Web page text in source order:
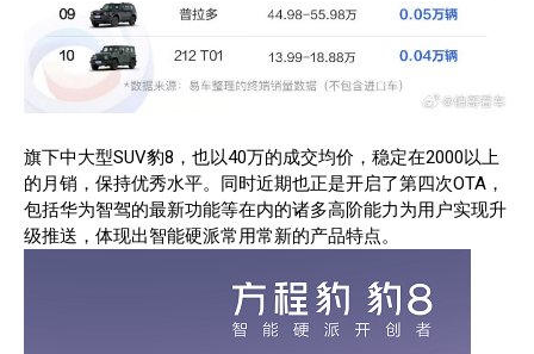
旗下中大型SUV豹8，也以40万的成交均价，稳定在2000以上
的月销，保持优秀水平。同时近期也正是开启了第四次OTA，
包括华为智驾的最新功能等在内的诸多高阶能力为用户实现升
级推送，体现出智能硬派常用常新的产品特点。